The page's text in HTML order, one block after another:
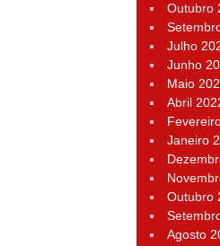
Outubro
Julho
Junho
Maio
Abril
Janeiro
Outubro
Agosto